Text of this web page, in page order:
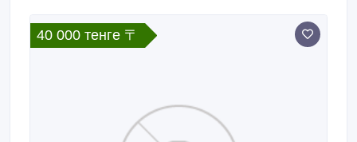
40 000 тенге 〒